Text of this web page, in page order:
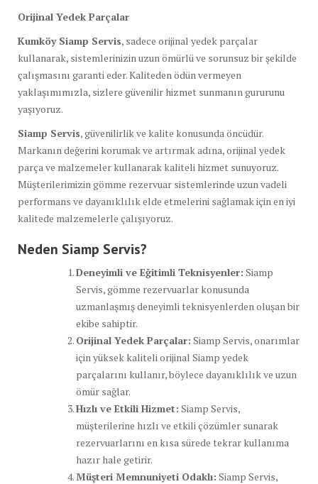
Orijinal Yedek Parçalar
Kumköy Siamp Servis, sadece orijinal yedek parçalar
kullanarak, sistemlerinizin uzun ömürlü ve sorunsuz bir şekilde
çalışmasını garanti eder. Kaliteden ödün vermeyen
yaklaşımımızla, sizlere güvenilir hizmet sunmanın gururunu
yaşıyoruz.
Siamp Servis, güvenilirlik ve kalite konusunda öncüdür.
Markanın değerini korumak ve artırmak adına, orijinal yedek
parça ve malzemeler kullanarak kaliteli hizmet sunuyoruz.
Müşterilerimizin gömme rezervuar sistemlerinde uzun vadeli
performans ve dayanıklılık elde etmelerini sağlamak için en iyi
kalitede malzemelerle çalışıyoruz.
Neden Siamp Servis?
Deneyimli ve Eğitimli Teknisyenler: Siamp
Servis, gömme rezervuarlar konusunda
uzmanlaşmış deneyimli teknisyenlerden oluşan bir
ekibe sahiptir.
Orijinal Yedek Parçalar: Siamp Servis, onarımlar
için yüksek kaliteli orijinal Siamp yedek
parçalarını kullanır, böylece dayanıklılık ve uzun
ömür sağlar.
Hızlı ve Etkili Hizmet: Siamp Servis,
müşterilerine hızlı ve etkili çözümler sunarak
rezervuarlarını en kısa sürede tekrar kullanıma
hazır hale getirir.
Müşteri Memnuniyeti Odaklı: Siamp Servis,